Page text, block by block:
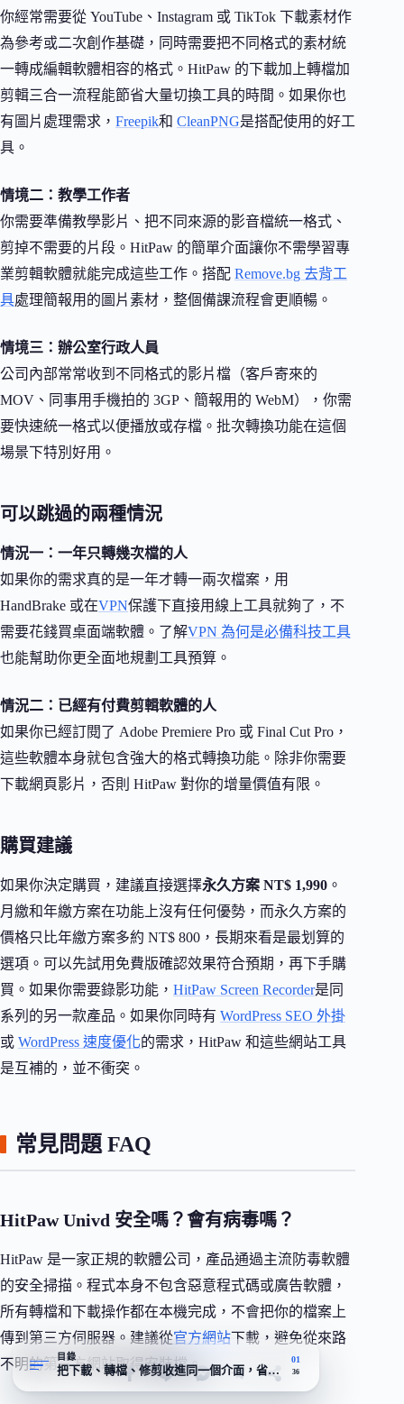
你經常需要從 YouTube、Instagram 或 TikTok 下載素材作
為參考或二次創作基礎，同時需要把不同格式的素材統
一轉成編輯軟體相容的格式。HitPaw 的下載加上轉檔加
剪輯三合一流程能節省大量切換工具的時間。如果你也
有圖片處理需求， Freepik和 CleanPNG是搭配使用的好工
具。
情境二：教學工作者
你需要準備教學影片、把不同來源的影音檔統一格式、
剪掉不需要的片段。HitPaw 的簡單介面讓你不需學習專
業剪輯軟體就能完成這些工作。搭配 Remove.bg 去背工
具處理簡報用的圖片素材，整個備課流程會更順暢。
情境三：辦公室行政人員
公司內部常常收到不同格式的影片檔（客戶寄來的
MOV、同事用手機拍的 3GP、簡報用的 WebM），你需
要快速統一格式以便播放或存檔。批次轉換功能在這個
場景下特別好用。
可以跳過的兩種情況
情況一：一年只轉幾次檔的人
如果你的需求真的是一年才轉一兩次檔案，用
HandBrake 或在VPN保護下直接用線上工具就夠了，不
需要花錢買桌面端軟體。了解VPN 為何是必備科技工具
也能幫助你更全面地規劃工具預算。
情況二：已經有付費剪輯軟體的人
如果你已經訂閱了 Adobe Premiere Pro 或 Final Cut Pro，
這些軟體本身就包含強大的格式轉換功能。除非你需要
下載網頁影片，否則 HitPaw 對你的增量價值有限。
購買建議
如果你決定購買，建議直接選擇永久方案 NT$ 1,990 。
月繳和年繳方案在功能上沒有任何優勢，而永久方案的
價格只比年繳方案多約 NT$ 800，長期來看是最划算的
選項。可以先試用免費版確認效果符合預期，再下手購
買。如果你需要錄影功能， HitPaw Screen Recorder是同
系列的另一款產品。如果你同時有 WordPress SEO 外掛
或 WordPress 速度優化的需求，HitPaw 和這些網站工具
是互補的，並不衝突。
常見問題 FAQ
HitPaw Univd 安全嗎？會有病毒嗎？
HitPaw 是一家正規的軟體公司，產品通過主流防毒軟體
的安全掃描。程式本身不包含惡意程式碼或廣告軟體，
所有轉檔和下載操作都在本機完成，不會把你的檔案上
傳到第三方伺服器。建議從官方網站下載，避免從來路
不明的第三方網站取得安裝檔。
目錄
把下載、轉檔、修剪收進同一個介面，省下裝三套軟體的功夫
01
36